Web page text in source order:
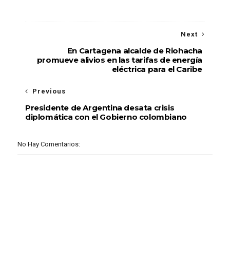
Next
En Cartagena alcalde de Riohacha
promueve alivios en las tarifas de energía
eléctrica para el Caribe
Previous
Presidente de Argentina desata crisis
diplomática con el Gobierno colombiano
No Hay Comentarios: